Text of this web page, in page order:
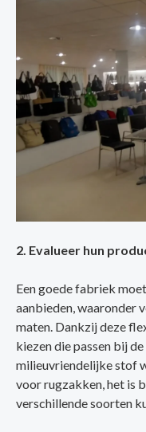
2. Evalueer hun
Een goede fabriek
aanbieden, waaronder
maten. Dankzij deze
kiezen die passen bij
milieuvriendelijke stof
voor rugzakken, het is
verschillende soorten